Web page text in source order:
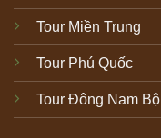
Tour Miền Trung
Tour Phú Quốc
Tour Đông Nam Bộ